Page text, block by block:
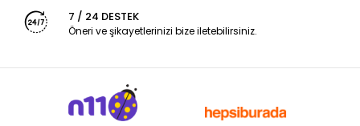
7 / 24 DESTEK
Öneri ve şikayetlerinizi bize iletebilirsiniz.